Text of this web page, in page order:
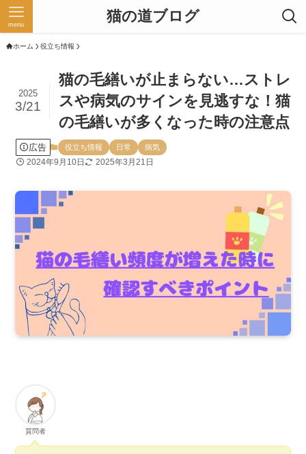
猫の道ブログ
menu
ホーム 役立ち情報
猫の毛繕いが止まらない…ストレ
スや病気のサインを見逃すな！猫
の毛繕いが多くなった時の注意点
2025
3/21
広告 役立ち情報 日常 病気
2024年9月10日 2025年3月21日
質問者